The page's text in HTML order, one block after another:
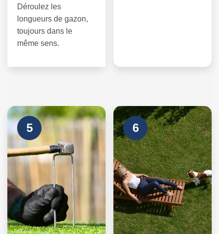
Déroulez les
longueurs de gazon,
toujours dans le
même sens.
5 6